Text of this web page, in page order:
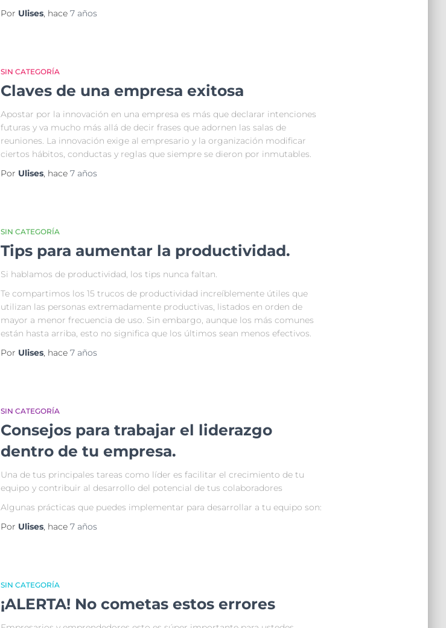
Por Ulises, hace 7 años
SIN CATEGORÍA
Claves de una empresa exitosa
Apostar por la innovación en una empresa es más que declarar intenciones
futuras y va mucho más allá de decir frases que adornen las salas de
reuniones. La innovación exige al empresario y la organización modificar
ciertos hábitos, conductas y reglas que siempre se dieron por inmutables.
Por Ulises, hace 7 años
SIN CATEGORÍA
Tips para aumentar la productividad.
Si hablamos de productividad, los tips nunca faltan.
Te compartimos los 15 trucos de productividad increíblemente útiles que
utilizan las personas extremadamente productivas, listados en orden de
mayor a menor frecuencia de uso. Sin embargo, aunque los más comunes
están hasta arriba, esto no significa que los últimos sean menos efectivos.
Por Ulises, hace 7 años
SIN CATEGORÍA
Consejos para trabajar el liderazgo
dentro de tu empresa.
Una de tus principales tareas como líder es facilitar el crecimiento de tu
equipo y contribuir al desarrollo del potencial de tus colaboradores
Algunas prácticas que puedes implementar para desarrollar a tu equipo son:
Por Ulises, hace 7 años
SIN CATEGORÍA
¡ALERTA! No cometas estos errores